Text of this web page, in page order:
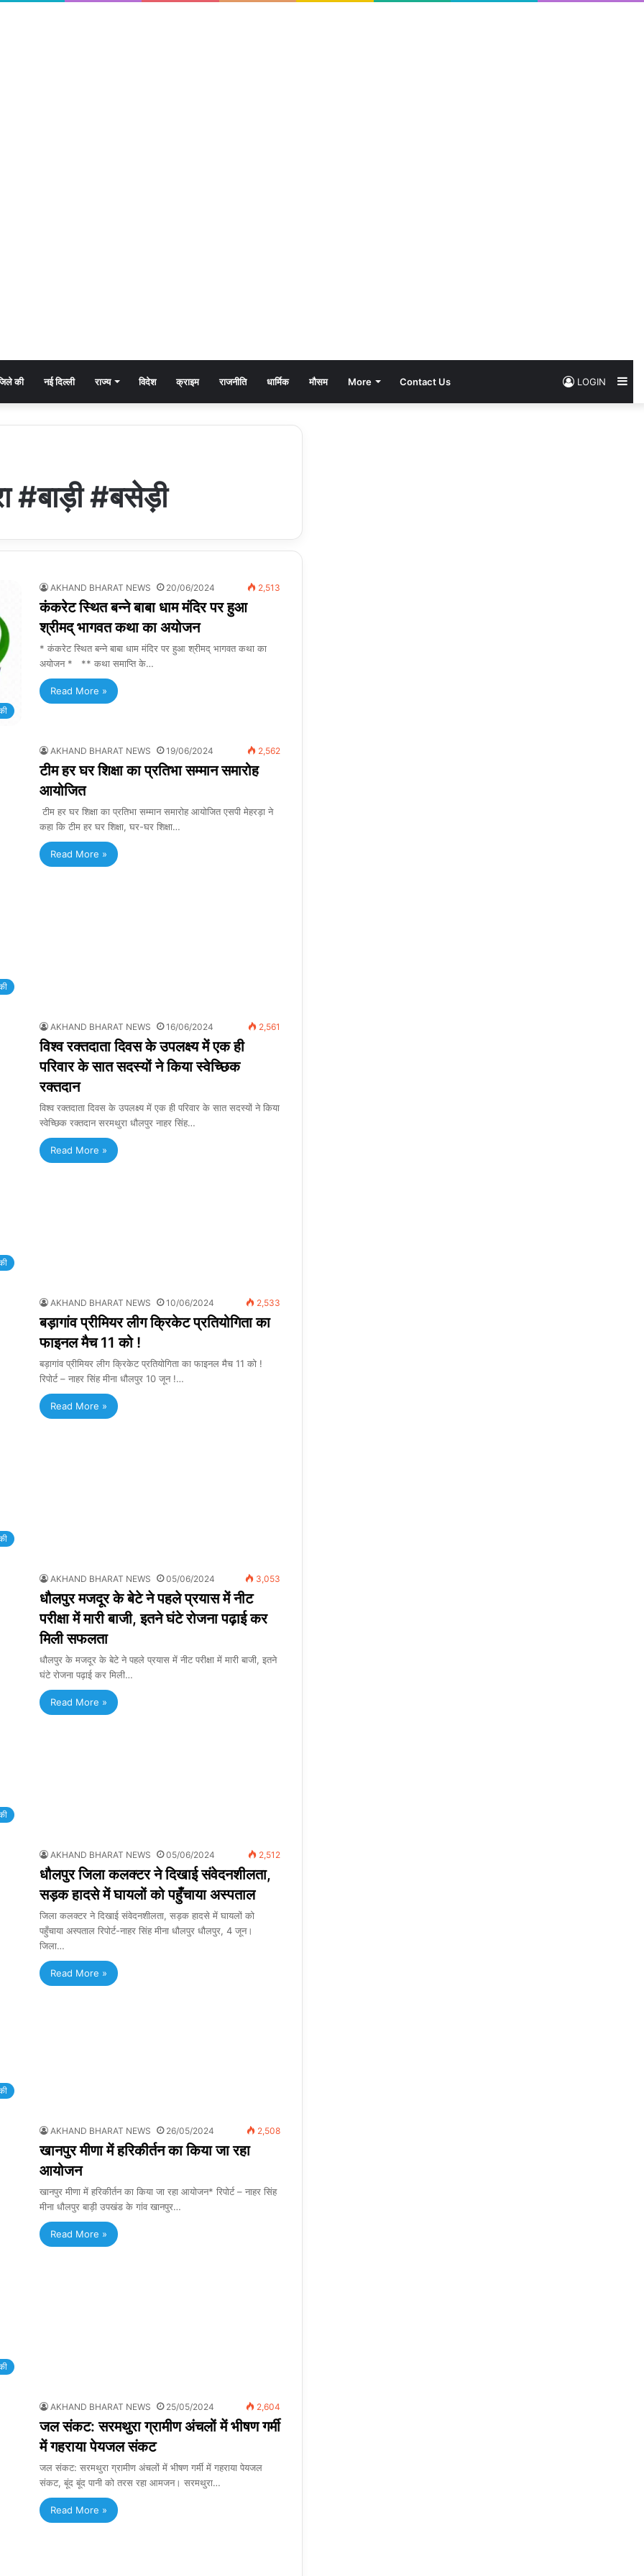
की नई दिल्ली राज्य विदेश क्राइम राजनीति धार्मिक मौसम More Contact Us LOGIN
#बसेड़ी
AKHAND BHARAT NEWS 20/06/2024 2,513
कंकरेट स्थित बन्ने बाबा धाम मंदिर पर हुआ
श्रीमद् भागवत कथा का अयोजन
* कंकरेट स्थित बन्ने बाबा धाम मंदिर पर हुआ श्रीमद् भागवत कथा का
अयोजन * ** कथा समाप्ति के…
Read More »
AKHAND BHARAT NEWS 19/06/2024 2,562
टीम हर घर शिक्षा का प्रतिभा सम्मान समारोह
आयोजित
टीम हर घर शिक्षा का प्रतिभा सम्मान समारोह आयोजित एसपी मेहरड़ा ने
कहा कि टीम हर घर शिक्षा, घर-घर शिक्षा…
Read More »
AKHAND BHARAT NEWS 16/06/2024 2,561
विश्व रक्तदाता दिवस के उपलक्ष्य में एक ही
परिवार के सात सदस्यों ने किया स्वेच्छिक
रक्तदान
विश्व रक्तदाता दिवस के उपलक्ष्य में एक ही परिवार के सात सदस्यों ने किया
स्वेच्छिक रक्तदान सरमथुरा धौलपुर नाहर सिंह…
Read More »
AKHAND BHARAT NEWS 10/06/2024 2,533
बड़ागांव प्रीमियर लीग क्रिकेट प्रतियोगिता का
फाइनल मैच 11 को !
बड़ागांव प्रीमियर लीग क्रिकेट प्रतियोगिता का फाइनल मैच 11 को !
रिपोर्ट – नाहर सिंह मीना धौलपुर 10 जून !…
Read More »
AKHAND BHARAT NEWS 05/06/2024 3,053
धौलपुर मजदूर के बेटे ने पहले प्रयास में नीट
परीक्षा में मारी बाजी, इतने घंटे रोजना पढ़ाई कर
मिली सफलता
धौलपुर के मजदूर के बेटे ने पहले प्रयास में नीट परीक्षा में मारी बाजी, इतने
घंटे रोजना पढ़ाई कर मिली…
Read More »
AKHAND BHARAT NEWS 05/06/2024 2,512
धौलपुर जिला कलक्टर ने दिखाई संवेदनशीलता,
सड़क हादसे में घायलों को पहुँचाया अस्पताल
जिला कलक्टर ने दिखाई संवेदनशीलता, सड़क हादसे में घायलों को
पहुँचाया अस्पताल रिपोर्ट-नाहर सिंह मीना धौलपुर धौलपुर, 4 जून।
जिला…
Read More »
AKHAND BHARAT NEWS 26/05/2024 2,508
खानपुर मीणा में हरिकीर्तन का किया जा रहा
आयोजन
खानपुर मीणा में हरिकीर्तन का किया जा रहा आयोजन* रिपोर्ट – नाहर सिंह
मीना धौलपुर बाड़ी उपखंड के गांव खानपुर…
Read More »
AKHAND BHARAT NEWS 25/05/2024 2,604
जल संकट: सरमथुरा ग्रामीण अंचलों में भीषण गर्मी
में गहराया पेयजल संकट
जल संकट: सरमथुरा ग्रामीण अंचलों में भीषण गर्मी में गहराया पेयजल
संकट, बूंद बूंद पानी को तरस रहा आमजन। सरमथुरा…
Read More »